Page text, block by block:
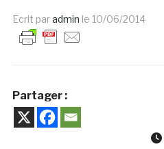
Ecrit paradmin le 10/06/2014
Partager :